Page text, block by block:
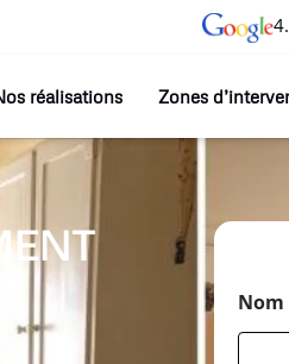
réalisations Zones
Nom